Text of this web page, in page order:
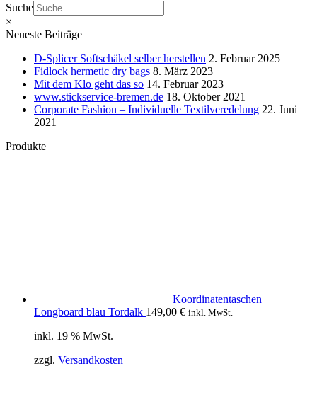
Suche
×
Neueste Beiträge
D-Splicer Softschäkel selber herstellen 2. Februar 2025
Fidlock hermetic dry bags 8. März 2023
Mit dem Klo geht das so 14. Februar 2023
www.stickservice-bremen.de 18. Oktober 2021
Corporate Fashion – Individuelle Textilveredelung 22. Juni
2021
Produkte
Koordinatentaschen
Longboard blau Tordalk 149,00 € inkl. MwSt.
inkl. 19 % MwSt.
zzgl. Versandkosten